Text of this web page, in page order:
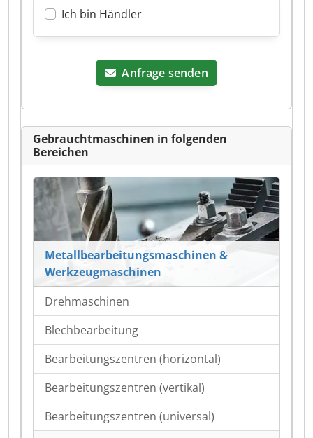
Ich bin Händler
Anfrage senden
Gebrauchtmaschinen in folgenden
Bereichen
Metallbearbeitungsmaschinen &
Werkzeugmaschinen
Drehmaschinen
Blechbearbeitung
Bearbeitungszentren (horizontal)
Bearbeitungszentren (vertikal)
Bearbeitungszentren (universal)